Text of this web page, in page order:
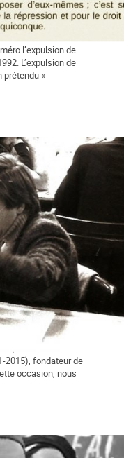
l’expulsion de
L’expulsion de
prétendu «
sur une expulsion
la vie militante de
2015), fondateur de
occasion, nous